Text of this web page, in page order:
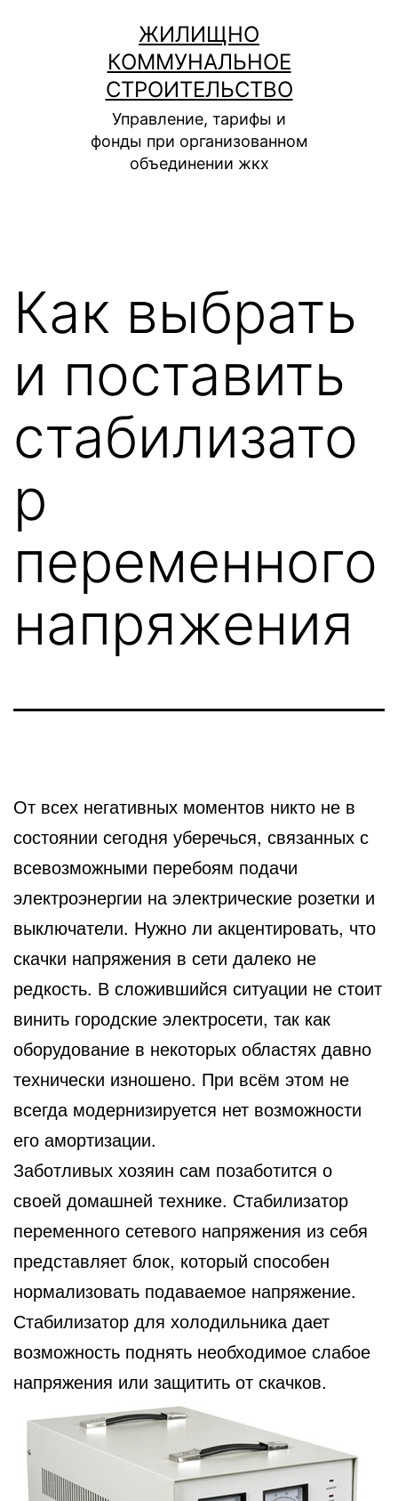
содержимому
ЖИЛИЩНО
КОММУНАЛЬНОЕ
СТРОИТЕЛЬСТВО
Управление, тарифы и
фонды при организованном
объединении жкх
Как выбрать
и поставить
стабилизато
р
переменного
напряжения
От всех негативных моментов никто не в
состоянии сегодня уберечься, связанных с
всевозможными перебоям подачи
электроэнергии на электрические розетки и
выключатели. Нужно ли акцентировать, что
скачки напряжения в сети далеко не
редкость. В сложившийся ситуации не стоит
винить городские электросети, так как
оборудование в некоторых областях давно
технически изношено. При всём этом не
всегда модернизируется нет возможности
его амортизации.
Заботливых хозяин сам позаботится о
своей домашней технике. Стабилизатор
переменного сетевого напряжения из себя
представляет блок, который способен
нормализовать подаваемое напряжение.
Стабилизатор для холодильника дает
возможность поднять необходимое слабое
напряжения или защитить от скачков.